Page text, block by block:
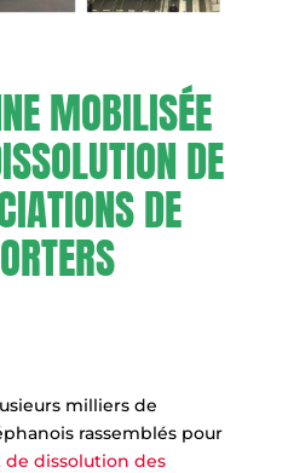
MOBILISÉE
DE
DE
milliers de
rassemblés pour
de dissolution des